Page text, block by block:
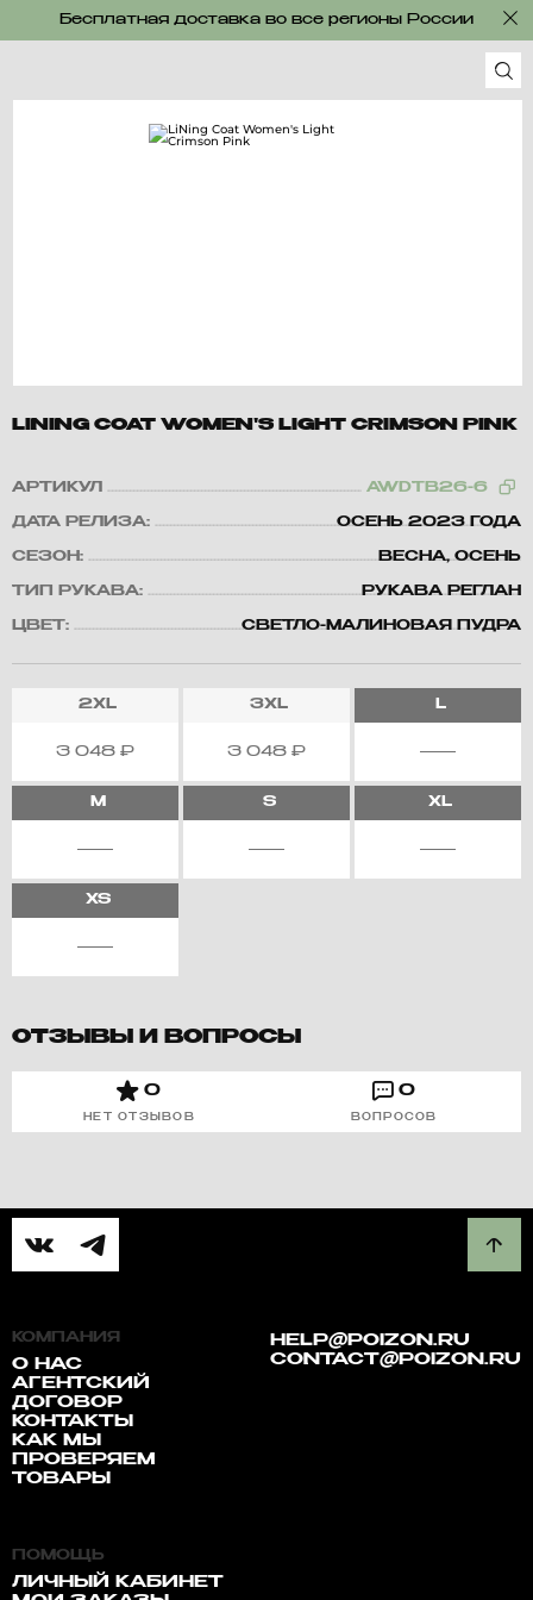
Бесплатная доставка во все регионы России
LINING COAT WOMEN'S LIGHT CRIMSON PINK
АРТИКУЛ AWDTB26-6
ДАТА РЕЛИЗА: ОСЕНЬ 2023 ГОДА
СЕЗОН: ВЕСНА, ОСЕНЬ
ТИП РУКАВА: РУКАВА РЕГЛАН
ЦВЕТ: СВЕТЛО-МАЛИНОВАЯ ПУДРА
2XL
3 048 ₽
3XL
3 048 ₽
L
M S XL
XS
ОТЗЫВЫ И ВОПРОСЫ
0
НЕТ ОТЗЫВОВ
0
ВОПРОСОВ
КОМПАНИЯ
О НАС
АГЕНТСКИЙ
ДОГОВОР
КОНТАКТЫ
КАК МЫ
ПРОВЕРЯЕМ
ТОВАРЫ
HELP@POIZON.RU
CONTACT@POIZON.RU
ПОМОЩЬ
ЛИЧНЫЙ КАБИНЕТ